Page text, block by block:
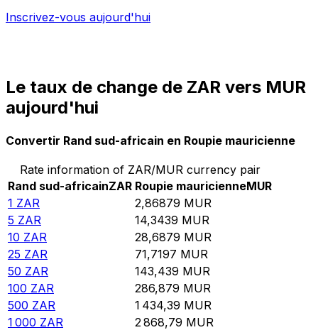
Inscrivez-vous aujourd'hui
Le taux de change de ZAR vers MUR
aujourd'hui
Convertir Rand sud-africain en Roupie mauricienne
Rate information of ZAR/MUR currency pair
Rand sud-africainZAR Roupie mauricienneMUR
1 ZAR 2,86879 MUR
5 ZAR 14,3439 MUR
10 ZAR 28,6879 MUR
25 ZAR 71,7197 MUR
50 ZAR 143,439 MUR
100 ZAR 286,879 MUR
500 ZAR 1 434,39 MUR
1 000 ZAR 2 868,79 MUR